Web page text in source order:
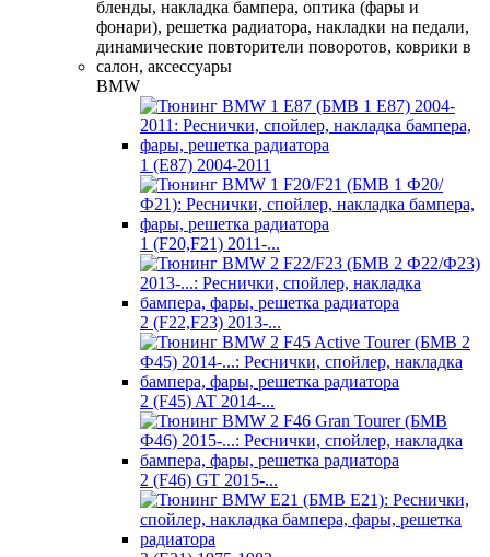
BMW
1 (E87) 2004-2011
1 (F20,F21) 2011-...
2 (F22,F23) 2013-...
2 (F45) AT 2014-...
2 (F46) GT 2015-...